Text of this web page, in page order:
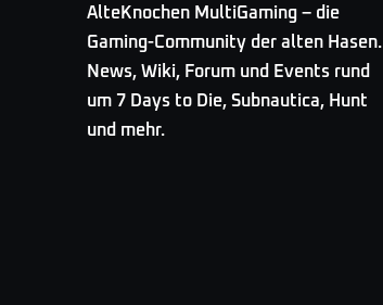
AlteKnochen MultiGaming – die
Gaming-Community der alten Hasen.
News, Wiki, Forum und Events rund
um 7 Days to Die, Subnautica, Hunt
und mehr.